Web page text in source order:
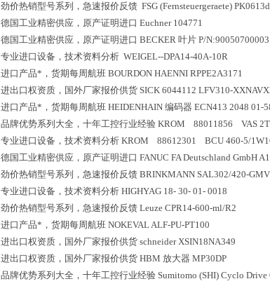
劲价热销型号系列，急速报价反馈 FSG (Fernsteuergeraete)
德国工业精密供应，原产证明进口 Euchner 104771
德国工业精密供应，原产证明进口 BECKER 叶片 P/N:90050700003
专业进口设备，技术资料分析 WEIGEL--DPA14-40A-10R
进口产品*，货期每周航班 BOURDON HAENNI RPPE2A3171
进出口权资质，国外厂家报价供货 SICK 6044112 LFV310-
进口产品*，货期每周航班 HEIDENHAIN 编码器 ECN413 2048
品牌优势系列大全，十年工控行业经验 KROM 88011856 VAS
专业进口设备，技术资料分析 KROM 88612301 BCU 460-5/
德国工业精密供应，原产证明进口 FANUC FA Deutschland GmbH
劲价热销型号系列，急速报价反馈 BRINKMANN SAL302/420-
专业进口设备，技术资料分析 HIGHYAG 18- 30- 01- 0018
劲价热销型号系列，急速报价反馈 Leuze CPR14-600-ml/R2
进口产品*，货期每周航班 NOKEVAL ALF-PU-PT100
进出口权资质，国外厂家报价供货 schneider XSIN18NA349
进出口权资质，国外厂家报价供货 HBM 放大器 MP30DP
品牌优势系列大全，十年工控行业经验 Sumitomo (SHI) Cyclo